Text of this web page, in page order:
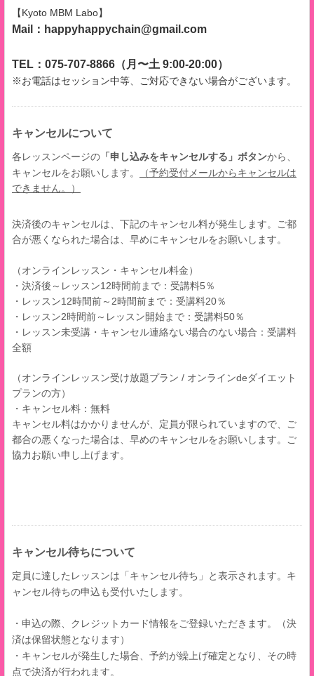
【Kyoto MBM Labo】
Mail：happyhappychain@gmail.com
TEL：075-707-8866（月〜土 9:00-20:00）
※お電話はセッション中等、ご対応できない場合がございます。
キャンセルについて
各レッスンページの 「申し込みをキャンセルする」ボタンから、
キャンセルをお願いします。
（予約受付メールからキャンセルは
できません。）
決済後のキャンセルは、下記のキャンセル料が発生します。ご都
合が悪くなられた場合は、早めにキャンセルをお願いします。
（オンラインレッスン・キャンセル料金）
・決済後～レッスン12時間前まで：受講料5％
・レッスン12時間前～2時間前まで：受講料20％
・レッスン2時間前～レッスン開始まで：受講料50％
・レッスン未受講・キャンセル連絡ない場合のない場合：受講料
全額
（オンラインレッスン受け放題プラン / オンラインdeダイエット
プランの方）
・キャンセル料：無料
キャンセル料はかかりませんが、定員が限られていますので、ご
都合の悪くなった場合は、早めのキャンセルをお願いします。ご
協力お願い申し上げます。
キャンセル待ちについて
定員に達したレッスンは「キャンセル待ち」と表示されます。 キ
ャンセル待ちの申込も受付いたします。
・申込の際、クレジットカード情報をご登録いただきます。（決
済は保留状態となります）
・キャンセルが発生した場合、予約が繰上げ確定となり、その時
点で決済が行われます。